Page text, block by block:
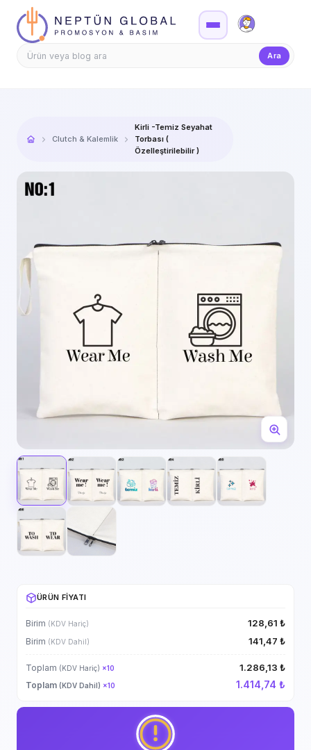
Firma Girişi
Ara
Clutch & Kalemlik
Kirli -Temiz Seyahat
Torbası (
Özelleştirilebilir )
ÜRÜN FIYATI
Birim (KDV Hariç) 128,61 ₺
Birim (KDV Dahil) 141,47 ₺
Toplam (KDV Hariç) ×10 1.286,13 ₺
Toplam (KDV Dahil) ×10 1.414,74 ₺